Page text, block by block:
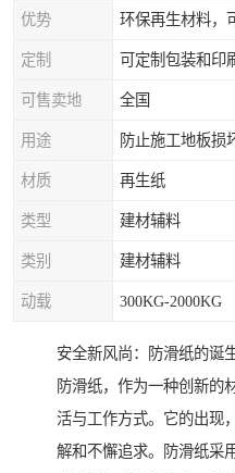
优势 环保再生材料，
定制 可定制包装和印
可售卖地 全国
用途 防止施工地板损
材质 再生纸
类型 建材辅料
类别 建材辅料
动载 300KG-2000KG
安全新风尚：防滑纸的诞
防滑纸，作为一种创新的
活与工作方式。它的出现
解和不懈追求。防滑纸采